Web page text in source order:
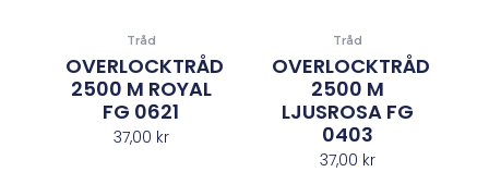
Tråd
OVERLOCKTRÅD
2500 M ROYAL
FG 0621
37,00 kr
Tråd
OVERLOCKTRÅD
2500 M
LJUSROSA FG
0403
37,00 kr